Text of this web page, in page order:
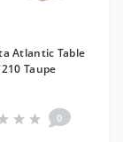
Atlantic Table
Taupe
0